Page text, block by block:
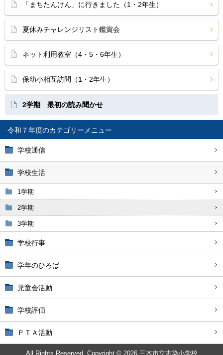
令和７年度
学校通信
学校生活
1学期
2学期
3学期
学校行事
学年のひろば
児童会活動
学校評価
ＰＴＡ活動
「まちたんけん」に行きました（1・2年生）
夏休みチャレンジリスト鑑賞会
ネット利用教室（4・5・6年生）
保幼小相互訪問（1・2年生）
2学期 最初の読み聞かせ
All Rights Reserved. Copyright © 2026 三木市立志染小学校